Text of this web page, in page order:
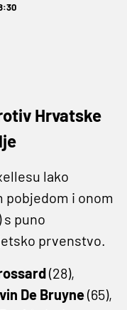
Hrvatske
lako
pobjedom i onom
s puno
prvenstvo.
(28),
De Bruyne(65),